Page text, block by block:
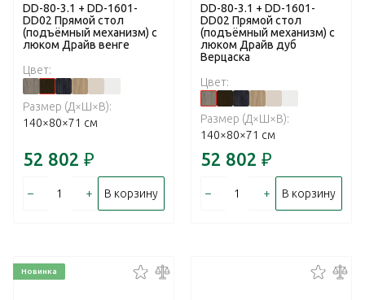
DD-80-3.1 + DD-1601-
DD02 Прямой стол
(подъёмный механизм) с
люком Драйв венге
Цвет:
Размер (Д×Ш×В):
140×80×71 см
52 802 ₽
– + В корзину
DD-80-3.1 + DD-1601-
DD02 Прямой стол
(подъёмный механизм) с
люком Драйв дуб
Верцаска
Цвет:
Размер (Д×Ш×В):
140×80×71 см
52 802 ₽
– + В корзину
Новинка